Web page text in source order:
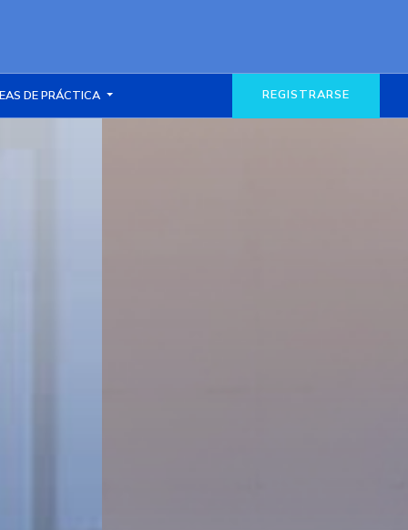
DE PRÁCTICA REGISTRARSE